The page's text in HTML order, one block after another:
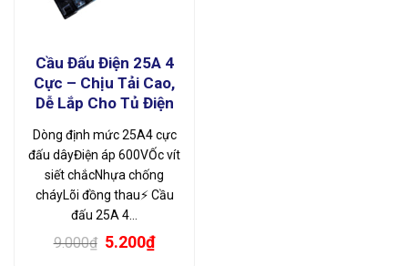
Cầu Đấu Điện 25A 4
Cực – Chịu Tải Cao,
Dễ Lắp Cho Tủ Điện
Dòng định mức 25A4 cực
đấu dâyĐiện áp 600VỐc vít
siết chắcNhựa chống
cháyLõi đồng thau⚡ Cầu
đấu 25A 4…
9.000₫ Giá
5.200₫Giá
hiện